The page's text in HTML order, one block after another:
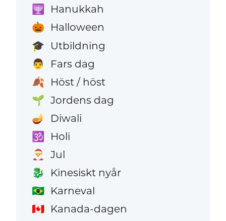
🕎 Hanukkah
🎃 Halloween
🎓 Utbildning
👨 Fars dag
🍂 Höst / höst
🌱 Jordens dag
🪔 Diwali
🕉️ Holi
🎅 Jul
🐉 Kinesiskt nyår
🇧🇷 Karneval
🇨🇦 Kanada-dagen